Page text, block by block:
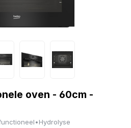
oven - 60cm -
•Hydrolyse